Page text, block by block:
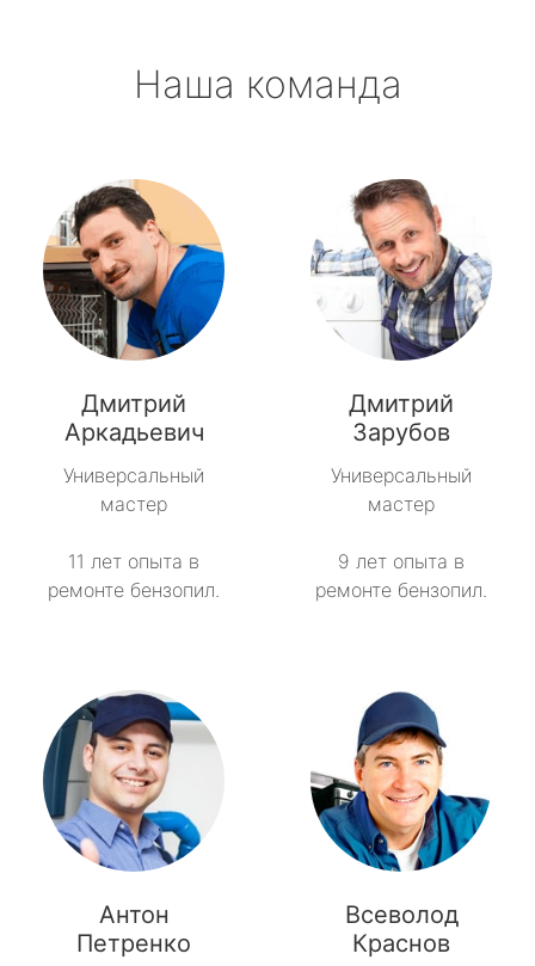
Наша команда
Дмитрий
Аркадьевич
Универсальный
мастер
11 лет опыта в
ремонте бензопил.
Дмитрий
Зарубов
Универсальный
мастер
9 лет опыта в
ремонте бензопил.
Антон
Петренко
Всеволод
Краснов